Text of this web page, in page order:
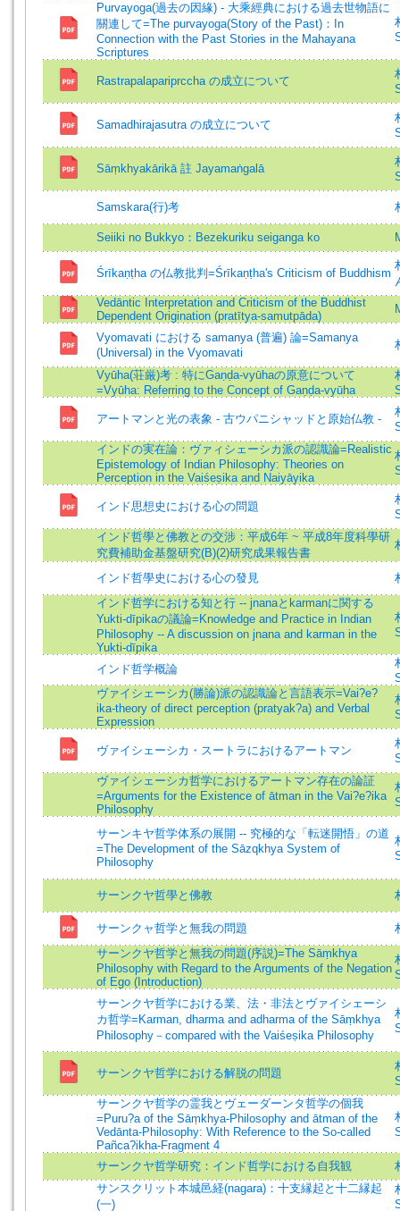
Purvayoga(過去の因緣) - 大乘經典における過去世物語に
關連して=The purvayoga(Story of the Past)：In
Connection with the Past Stories in the Mahayana
Scriptures
Rastrapalapariprccha の成立について
Samadhirajasutra の成立について
Sāṃkhyakārikā 註 Jayamaṅgalā
Samskara(行)考
Seiiki no Bukkyo：Bezekuriku seiganga ko
Śrīkaṇṭha の仏教批判=Śrīkaṇṭha's Criticism of Buddhism
Vedāntic Interpretation and Criticism of the Buddhist
Dependent Origination (pratītya-samutpāda)
Vyomavati における samanya (普遍) 論=Samanya
(Universal) in the Vyomavati
Vyūha(荘厳)考 : 特にGaṇḍa-vyūhaの原意について
=Vyūha: Referring to the Concept of Gaṇḍa-vyūha
アートマンと光の表象 - 古ウパニシャッドと原始仏教 -
インドの実在論：ヴァィシェーシカ派の認識論=Realistic
Epistemology of Indian Philosophy: Theories on
Perception in the Vaiśeṣika and Naiyāyika
インド思想史における心の問題
インド哲學と佛教との交涉：平成6年 ~ 平成8年度科學研
究費補助金基盤研究(B)(2)研究成果報告書
インド哲學史における心の發見
インド哲学における知と行 -- jnanaとkarmanに関する
Yukti-dīpikaの議論=Knowledge and Practice in Indian
Philosophy -- A discussion on jnana and karman in the
Yukti-dīpika
インド哲学概論
ヴァイシェーシカ(勝論)派の認識論と言語表示=Vai?e?
ika-theory of direct perception (pratyak?a) and Verbal
Expression
ヴァイシェーシカ・スートラにおけるアートマン
ヴァイシェーシカ哲学におけるアートマン存在の論証
=Arguments for the Existence of ātman in the Vai?e?ika
Philosophy
サーンキヤ哲学体系の展開 -- 究極的な「転迷開悟」の道
=The Development of the Sāzqkhya System of
Philosophy
サーンクヤ哲學と佛教
サーンクャ哲学と無我の問題
サーンクヤ哲学と無我の問題(序説)=The Sāṃkhya
Philosophy with Regard to the Arguments of the Negation
of Ego (Introduction)
サーンクヤ哲学における業、法・非法とヴァイシェーシ
カ哲学=Karman, dharma and adharma of the Sāṃkhya
Philosophy－compared with the Vaiśeṣika Philosophy
サーンクヤ哲学における解脱の問題
サーンクヤ哲学の霊我とヴェーダーンタ哲学の個我
=Puru?a of the Sāṃkhya-Philosophy and ātman of the
Vedānta-Philosophy: With Reference to the So-called
Pañca?ikha-Fragment 4
サーンクヤ哲学研究：インド哲学における自我観
サンスクリット本城邑経(nagara)：十支縁起と十二縁起
(一)